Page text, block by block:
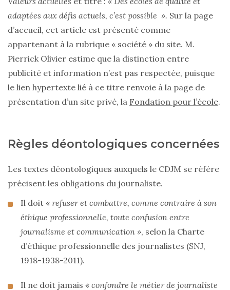
adaptées aux défis actuels, c’est possible ». Sur la page
d’accueil, cet article est présenté comme
appartenant à la rubrique « société » du site. M.
Pierrick Olivier estime que la distinction entre
publicité et information n’est pas respectée, puisque
le lien hypertexte lié à ce titre renvoie à la page de
présentation d’un site privé, la Fondation pour l’école.
Règles déontologiques concernées
Les textes déontologiques auxquels le CDJM se réfère
précisent les obligations du journaliste.
Il doit « refuser et combattre, comme contraire à son
éthique professionnelle, toute confusion entre
journalisme et communication », selon la Charte
d’éthique professionnelle des journalistes (SNJ,
1918-1938-2011).
Il ne doit jamais « confondre le métier de journaliste